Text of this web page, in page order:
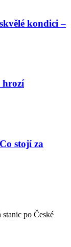
kondici –
hrozí
stojí za
po České